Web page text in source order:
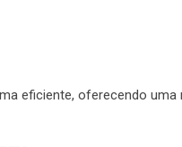
eficiente, oferecendo uma